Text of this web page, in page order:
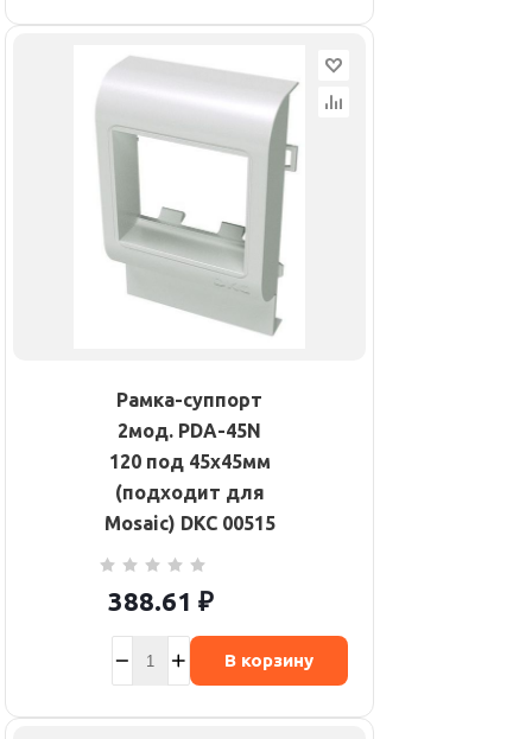
Рамка-суппорт
2мод. PDA-45N
120 под 45х45мм
(подходит для
Mosaic) DKC 00515
388.61 ₽
В корзину